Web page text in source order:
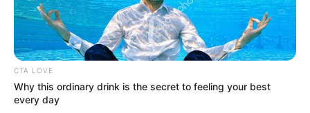
не має права на втому
БЕР 28, 2026
CTA LOVE
Why this ordinary drink is the secret to feeling your best
every day